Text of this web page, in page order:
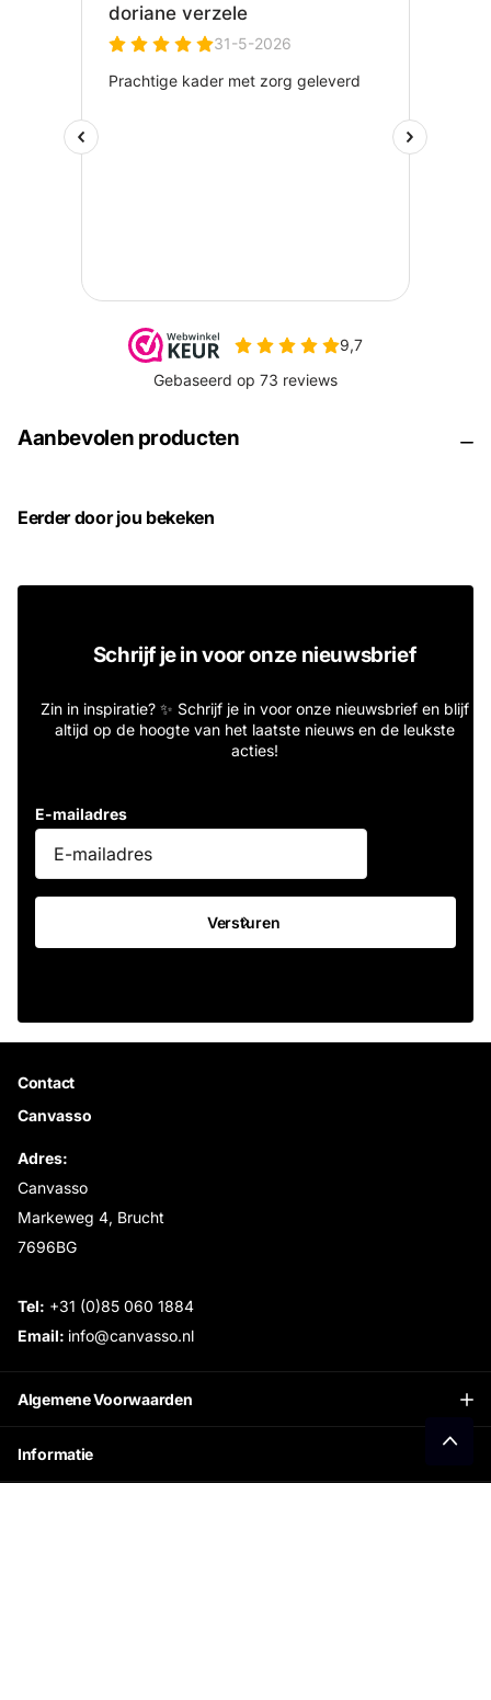
Aanbevolen producten
Eerder door jou bekeken
Schrijf je in voor onze nieuwsbrief
Zin in inspiratie? ✨ Schrijf je in voor onze nieuwsbrief en blijf
altijd op de hoogte van het laatste nieuws en de leukste
acties!
E-mailadres
Versturen
Algemene Voorwaarden
Informatie
Contact
Canvasso
Adres:
Canvasso
Markeweg 4, Brucht
7696BG
Tel: +31 (0)85 060 1884
Email: info@canvasso.nl